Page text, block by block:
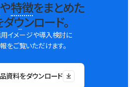
や特徴をまとめた
ウンロード。
イメージや導入検討に
をご覧いただけます。
資料をダウンロード